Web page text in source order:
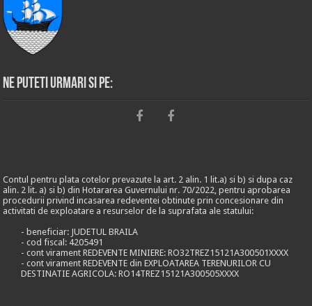
Ne puteti urmari si pe:
Contul pentru plata cotelor prevazute la art. 2 alin. 1 lit.a) si b) si dupa caz
alin. 2 lit. a) si b) din Hotararea Guvernului nr. 70/2022, pentru aprobarea
procedurii privind incasarea redeventei obtinute prin concesionare din
activitati de exploatare a resurselor de la suprafata ale statului:
- beneficiar: JUDETUL BRAILA
- cod fiscal: 4205491
- cont virament REDEVENTE MINIERE: RO32TREZ15121A300501XXXX
- cont virament REDEVENTE din EXPLOATAREA TERENURILOR CU
DESTINATIE AGRICOLA: RO14TREZ15121A300505XXXX